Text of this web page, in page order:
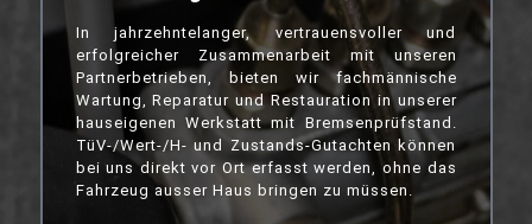
In jahrzehntelanger, vertrauensvoller und
erfolgreicher Zusammenarbeit mit unseren
Partnerbetrieben, bieten wir fachmännische
Wartung, Reparatur und Restauration in unserer
hauseigenen Werkstatt mit Bremsenprüfstand.
TüV-/Wert-/H- und Zustands-Gutachten können
bei uns direkt vor Ort erfasst werden, ohne das
Fahrzeug ausser Haus bringen zu müssen.